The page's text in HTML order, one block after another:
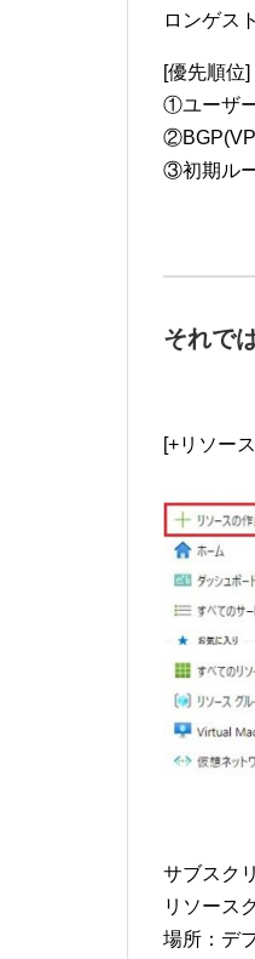
ロンゲス
[優先順位]
①ユーザ
③初期ル
それで
[+リソー
サブスク
リソース
場所：デ